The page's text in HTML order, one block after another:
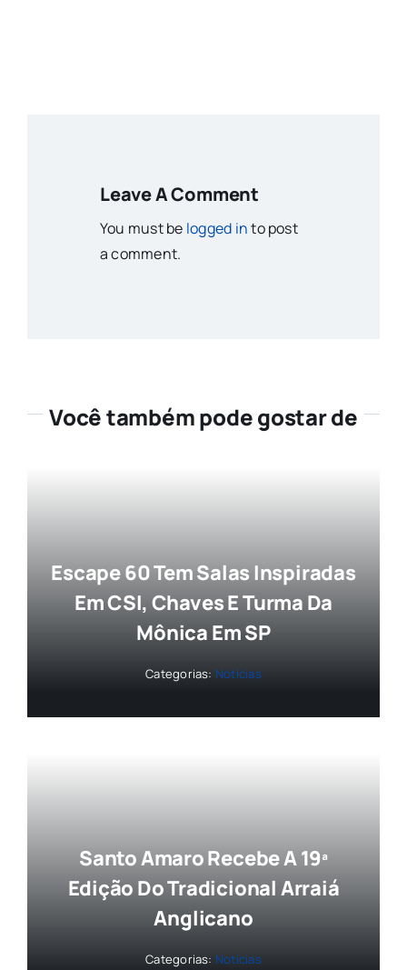
Leave A Comment
You must be logged into post
a comment.
Você também pode gostar de
Escape 60 Tem Salas Inspiradas
Em CSI, Chaves E Turma Da
Mônica Em SP
Categorias: Notícias
Santo Amaro Recebe A 19ª
Edição Do Tradicional Arraiá
Anglicano
Categorias: Notícias